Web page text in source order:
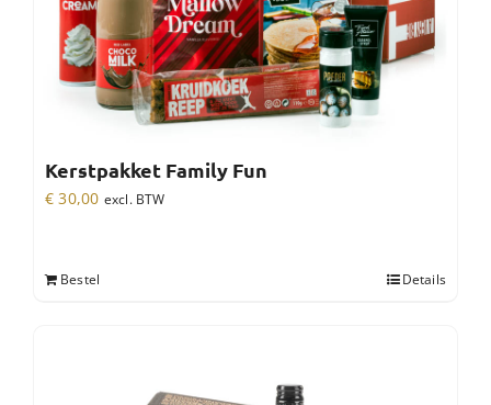
Kerstpakket Family Fun
€ 30,00 excl. BTW
Bestel Details